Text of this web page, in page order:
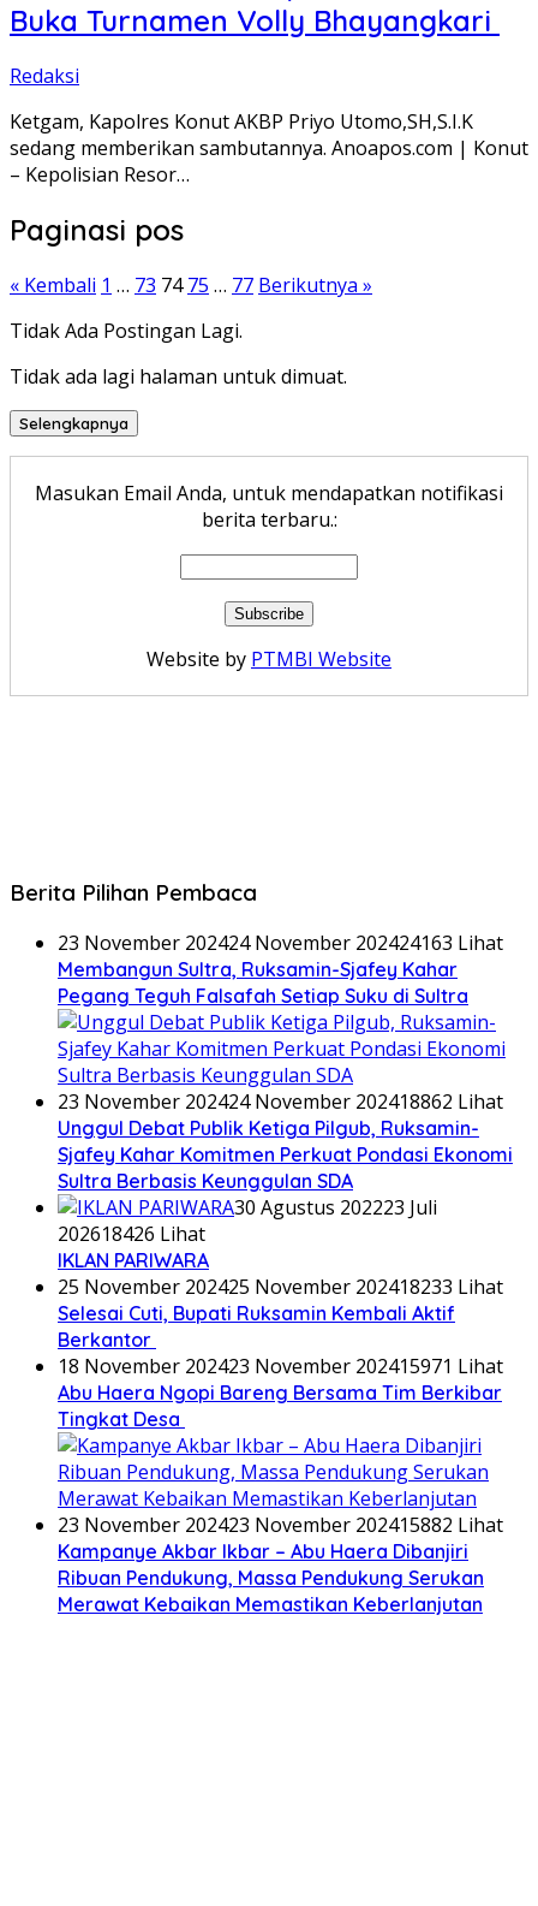
Buka Turnamen Volly Bhayangkari
Redaksi
Ketgam, Kapolres Konut AKBP Priyo Utomo,SH,S.I.K
sedang memberikan sambutannya. Anoapos.com | Konut
– Kepolisian Resor…
Paginasi pos
« Kembali 1 … 73 74 75 … 77 Berikutnya »
Tidak Ada Postingan Lagi.
Tidak ada lagi halaman untuk dimuat.
Selengkapnya
Masukan Email Anda, untuk mendapatkan notifikasi
berita terbaru.:
Website by PTMBI Website
Berita Pilihan Pembaca
23 November 202424 November 202424163 Lihat
Membangun Sultra, Ruksamin-Sjafey Kahar
Pegang Teguh Falsafah Setiap Suku di Sultra
23 November 202424 November 202418862 Lihat
Unggul Debat Publik Ketiga Pilgub, Ruksamin-
Sjafey Kahar Komitmen Perkuat Pondasi Ekonomi
Sultra Berbasis Keunggulan SDA
30 Agustus 202223 Juli
202618426 Lihat
IKLAN PARIWARA
25 November 202425 November 202418233 Lihat
Selesai Cuti, Bupati Ruksamin Kembali Aktif
Berkantor
18 November 202423 November 202415971 Lihat
Abu Haera Ngopi Bareng Bersama Tim Berkibar
Tingkat Desa
23 November 202423 November 202415882 Lihat
Kampanye Akbar Ikbar – Abu Haera Dibanjiri
Ribuan Pendukung, Massa Pendukung Serukan
Merawat Kebaikan Memastikan Keberlanjutan